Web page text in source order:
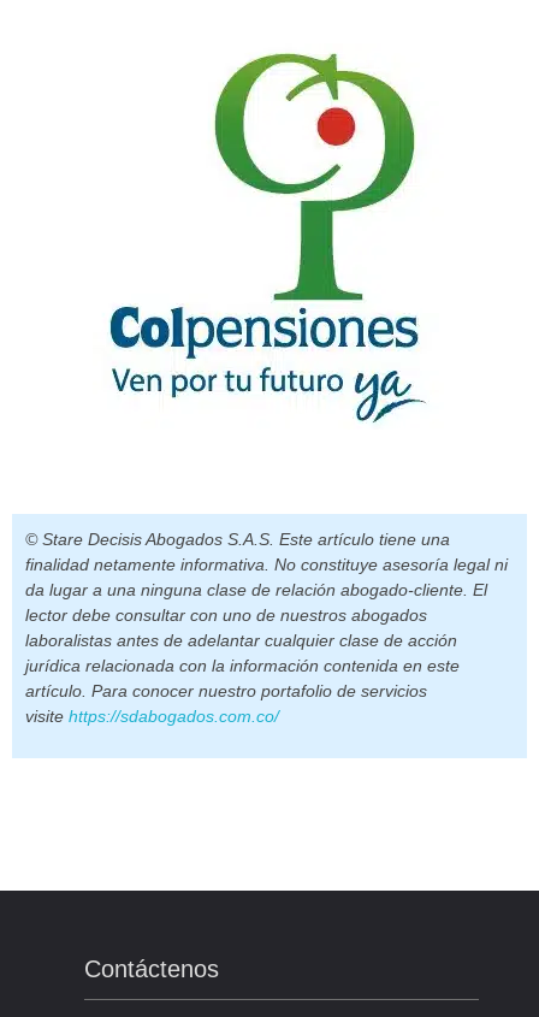
© Stare Decisis Abogados S.A.S. Este artículo tiene una
finalidad netamente informativa. No constituye asesoría legal ni
da lugar a una ninguna clase de relación abogado-cliente. El
lector debe consultar con uno de nuestros abogados
laboralistas antes de adelantar cualquier clase de acción
jurídica relacionada con la información contenida en este
artículo. Para conocer nuestro portafolio de servicios
visite https://sdabogados.com.co/
Contáctenos